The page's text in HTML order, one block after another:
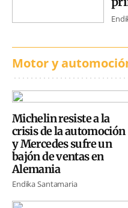
Motor y
Michelin resiste a la
crisis de la automoción
y Mercedes sufre un
bajón de ventas en
Alemania
Endika Santamaria